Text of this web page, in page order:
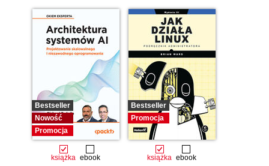
Bestseller
Nowość
Promocja
książka ebook
Bestseller
Promocja
książka ebook